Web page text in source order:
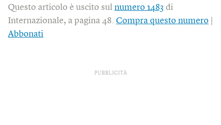
Questo articolo è uscito sul numero 1483 di
Internazionale, a pagina 48. Compra questo numero
Abbonati
PUBBLICITÀ